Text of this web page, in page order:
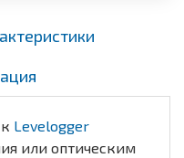
Levelogger
или оптическим